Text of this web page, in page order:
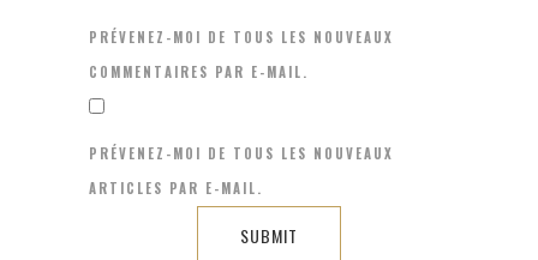
PRÉVENEZ-MOI DE TOUS LES NOUVEAUX
COMMENTAIRES PAR E-MAIL.
PRÉVENEZ-MOI DE TOUS LES NOUVEAUX
ARTICLES PAR E-MAIL.